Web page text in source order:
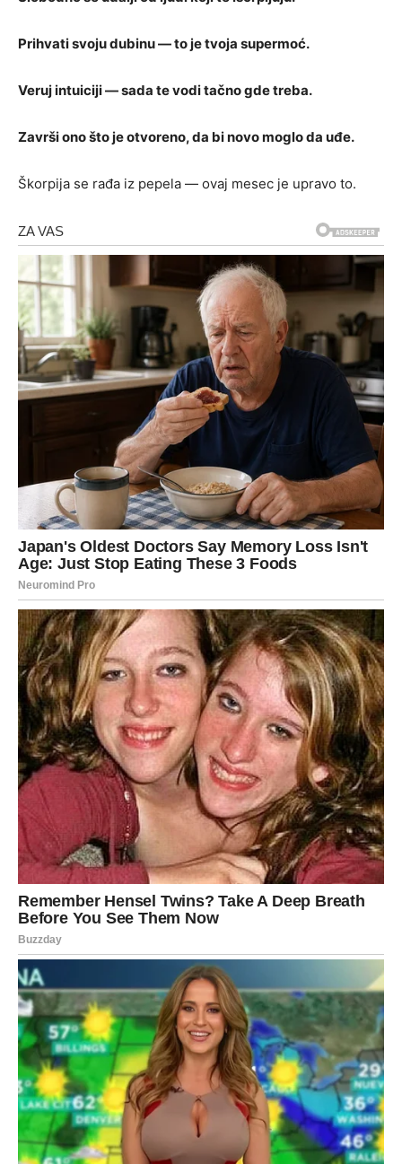
Prihvati svoju dubinu — to je tvoja supermoć.
Veruj intuiciji — sada te vodi tačno gde treba.
Završi ono što je otvoreno, da bi novo moglo da uđe.
Škorpija se rađa iz pepela — ovaj mesec je upravo to.